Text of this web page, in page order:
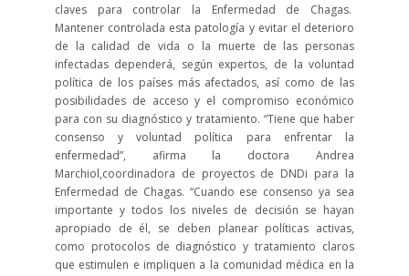
claves para controlar la Enfermedad de Chagas.
Mantener controlada esta patología y evitar el deterioro
de la calidad de vida o la muerte de las personas
infectadas dependerá, según expertos, de la voluntad
política de los países más afectados, así como de las
posibilidades de acceso y el compromiso económico
para con su diagnóstico y tratamiento. “Tiene que haber
consenso y voluntad política para enfrentar la
enfermedad”, afirma la doctora Andrea
Marchiol,coordinadora de proyectos de DNDi para la
Enfermedad de Chagas. “Cuando ese consenso ya sea
importante y todos los niveles de decisión se hayan
apropiado de él, se deben planear políticas activas,
como protocolos de diagnóstico y tratamiento claros
que estimulen e impliquen a la comunidad médica en la